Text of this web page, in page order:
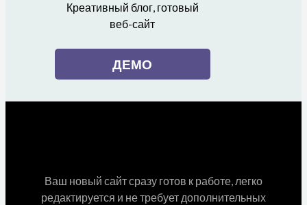
Креативный блог, готовый
веб-сайт
ДЕМО
Ваш новый сайт сразу готов к работе, легко
редактируется и не требует дополнительных